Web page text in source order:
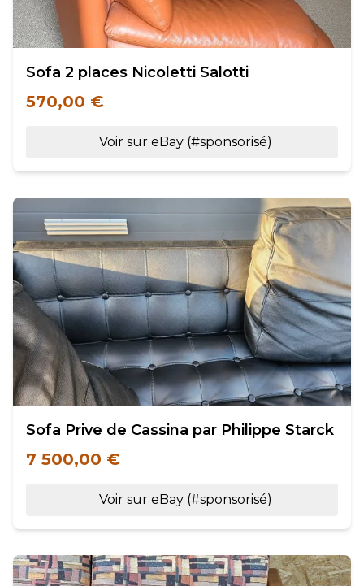
Sofa 2 places Nicoletti Salotti
570,00 €
Voir sur eBay (#sponsorisé)
Sofa Prive de Cassina par Philippe Starck
7 500,00 €
Voir sur eBay (#sponsorisé)